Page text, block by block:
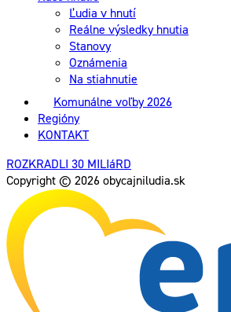
Ľudia v hnutí
Reálne výsledky hnutia
Stanovy
Oznámenia
Na stiahnutie
Komunálne voľby 2026
Regióny
KONTAKT
ROZKRADLI 30 MILIáRD
Copyright © 2026 obycajniludia.sk